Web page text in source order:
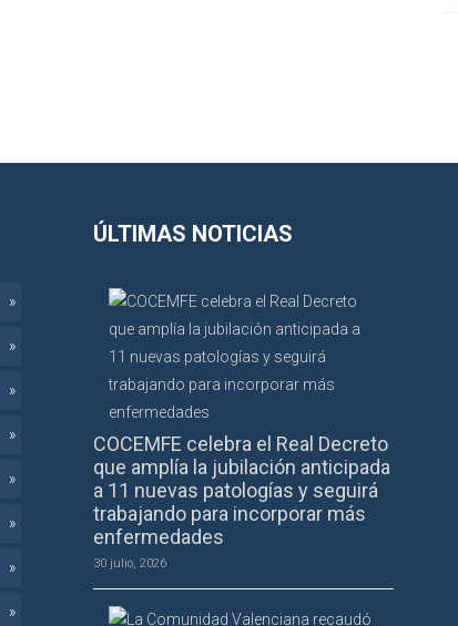
ÚLTIMAS NOTICIAS
COCEMFE celebra el Real Decreto
que amplía la jubilación anticipada
a 11 nuevas patologías y seguirá
trabajando para incorporar más
enfermedades
30 julio, 2026